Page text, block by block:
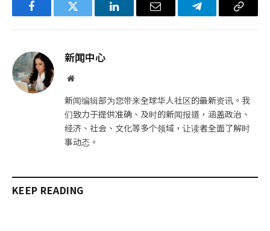
FacebookTwitter LinkedIn电
Telegram复
新闻中心
网
新闻编辑部为您带来全球华人社区的最新资讯。我
们致力于提供准确、及时的新闻报道，涵盖政治、
经济、社会、文化等多个领域，让读者全面了解时
事动态。
KEEP READING